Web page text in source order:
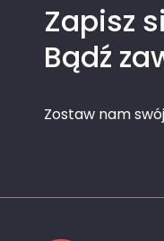
Zapisz
Bądź
Zostaw nam